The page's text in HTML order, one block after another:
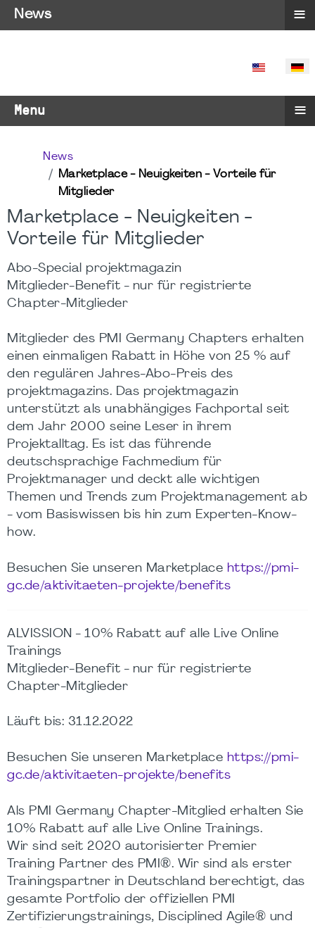
SPRACHE
Menu ≡
News
Marketplace - Neuigkeiten - Vorteile für
Mitglieder
Marketplace - Neuigkeiten -
Vorteile für Mitglieder
Abo-Special projektmagazin
Mitglieder-Benefit - nur für registrierte
Chapter-Mitglieder
Mitglieder des PMI Germany Chapters erhalten
einen einmaligen Rabatt in Höhe von 25 % auf
den regulären Jahres-Abo-Preis des
projektmagazins. Das projektmagazin
unterstützt als unabhängiges Fachportal seit
dem Jahr 2000 seine Leser in ihrem
Projektalltag. Es ist das führende
deutschsprachige Fachmedium für
Projektmanager und deckt alle wichtigen
Themen und Trends zum Projektmanagement ab
- vom Basiswissen bis hin zum Experten-Know-
how.
Besuchen Sie unseren Marketplace https://pmi-
gc.de/aktivitaeten-projekte/benefits
ALVISSION - 10% Rabatt auf alle Live Online
Trainings
Mitglieder-Benefit - nur für registrierte
Chapter-Mitglieder
Läuft bis: 31.12.2022
Besuchen Sie unseren Marketplace https://pmi-
gc.de/aktivitaeten-projekte/benefits
Als PMI Germany Chapter-Mitglied erhalten Sie
10% Rabatt auf alle Live Online Trainings.
Wir sind seit 2020 autorisierter Premier
Training Partner des PMI®. Wir sind als erster
Trainingspartner in Deutschland berechtigt, das
gesamte Portfolio der offiziellen PMI
Zertifizierungstrainings, Disciplined Agile® und
News ≡